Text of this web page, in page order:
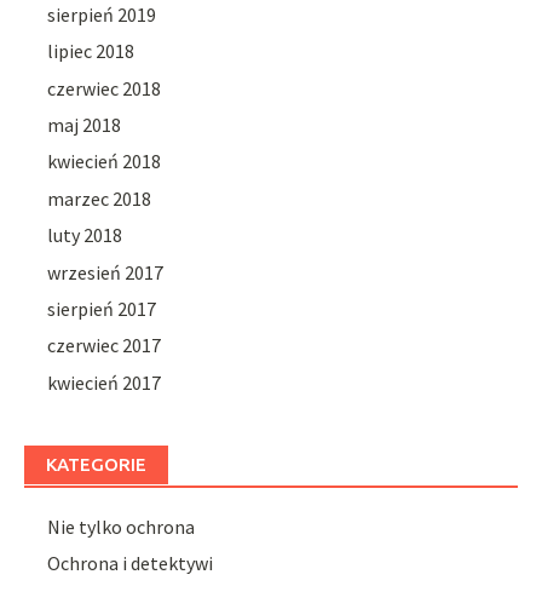
sierpień 2019
lipiec 2018
czerwiec 2018
maj 2018
kwiecień 2018
marzec 2018
luty 2018
wrzesień 2017
sierpień 2017
czerwiec 2017
kwiecień 2017
KATEGORIE
Nie tylko ochrona
Ochrona i detektywi